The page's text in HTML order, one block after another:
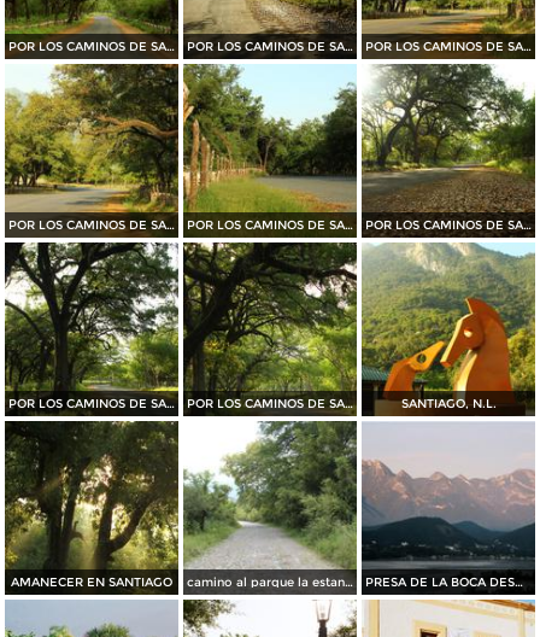
POR LOS CAMINOS DE SANTIAGO POR LOS CAMINOS DE SANTIAGO POR LOS CAMINOS DE SANTIAGO
POR LOS CAMINOS DE SANTIAGO POR LOS CAMINOS DE SANTIAGO POR LOS CAMINOS DE SANTIAGO
POR LOS CAMINOS DE SANTIAGO POR LOS CAMINOS DE SANTIAGO SANTIAGO, N.L.
AMANECER EN SANTIAGO camino al parque la estanzuela PRESA DE LA BOCA DESDE BAHIA ESCONDIDA....35 MM